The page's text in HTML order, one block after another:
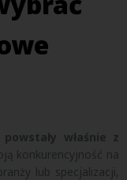
właśnie z
konkurencyjność na
lub specjalizacji,